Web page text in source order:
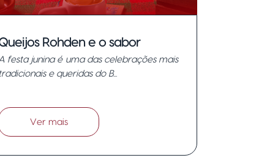
Rohden e o sabor
das comidas típicas
de festa junina.
festa junina é uma das celebrações mais
e queridas do B...
Ver mais